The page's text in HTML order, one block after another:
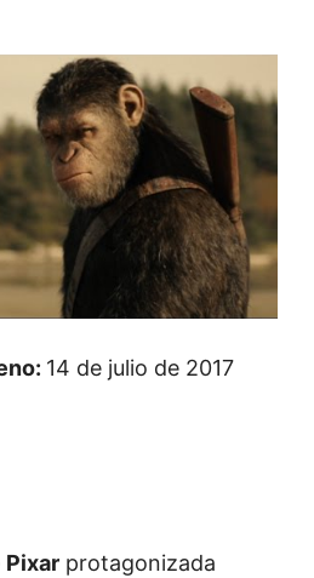
14 de julio de 2017
Pixar protagonizada